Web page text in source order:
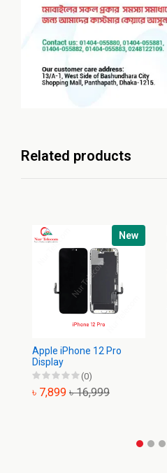
Related products
New
Apple iPhone 12 Pro
Display
(0)
৳ 7,899 ৳ 16,999